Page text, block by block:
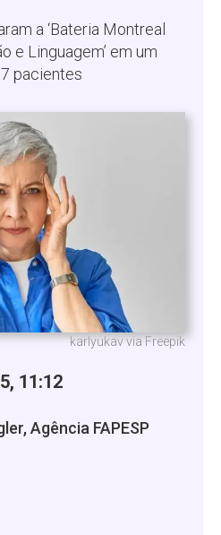
a ‘Bateria Montreal
e Linguagem’ em um
pacientes
karlyukav via Freepik
11:12
Agência FAPESP